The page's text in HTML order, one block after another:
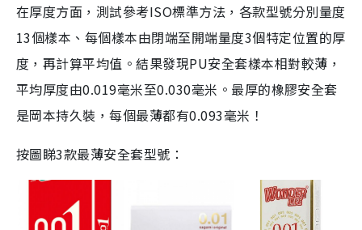
在厚度方面，測試參考ISO標準方法，各款型號分別量度
13個樣本、每個樣本由閉端至開端量度3個特定位置的厚
度，再計算平均值。結果發現PU安全套樣本相對較薄，
平均厚度由0.019毫米至0.030毫米。最厚的橡膠安全套
是岡本持久裝，每個最薄都有0.093毫米！
按圖睇3款最薄安全套型號：